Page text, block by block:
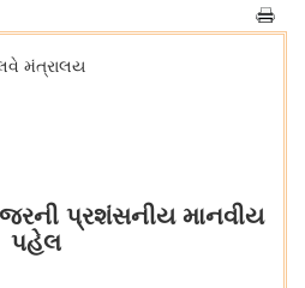
મંત્રાલય
પ્રશંસનીય માનવીય
પહેલ